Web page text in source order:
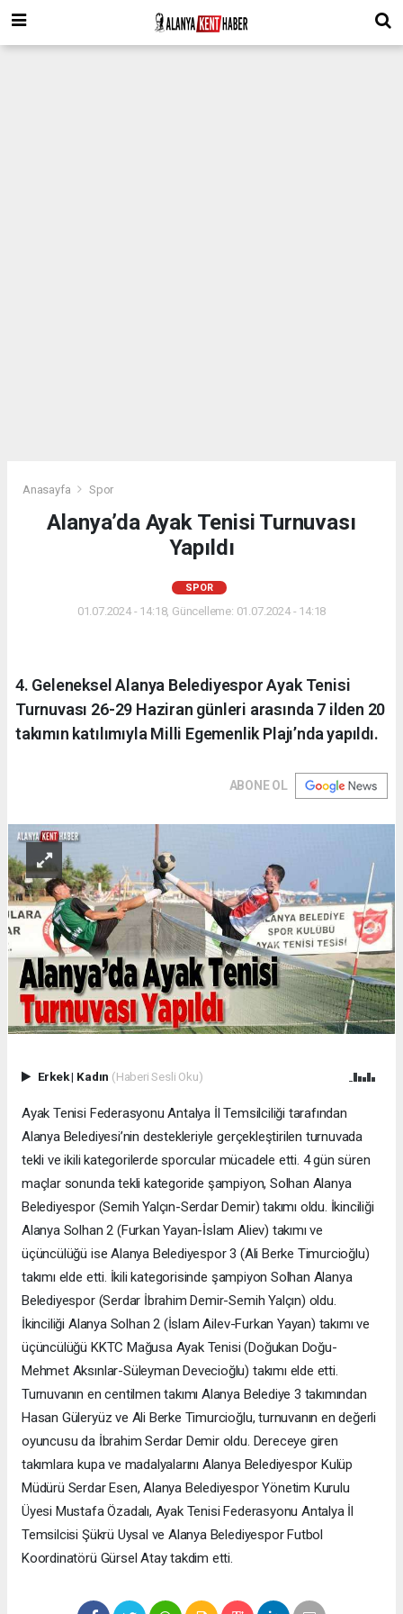
Anasayfa Spor
Alanya’da Ayak Tenisi Turnuvası
Yapıldı
SPOR
01.07.2024 - 14:18, Güncelleme: 01.07.2024 - 14:18
4. Geleneksel Alanya Belediyespor Ayak Tenisi
Turnuvası 26-29 Haziran günleri arasında 7 ilden 20
takımın katılımıyla Milli Egemenlik Plajı’nda yapıldı.
ABONE OL
Erkek| Kadın (Haberi Sesli Oku)
Ayak Tenisi Federasyonu Antalya İl Temsilciliği tarafından
Alanya Belediyesi’nin destekleriyle gerçekleştirilen turnuvada
tekli ve ikili kategorilerde sporcular mücadele etti. 4 gün süren
maçlar sonunda tekli kategoride şampiyon, Solhan Alanya
Belediyespor (Semih Yalçın-Serdar Demir) takımı oldu. İkinciliği
Alanya Solhan 2 (Furkan Yayan-İslam Aliev) takımı ve
üçüncülüğü ise Alanya Belediyespor 3 (Ali Berke Timurcioğlu)
takımı elde etti. İkili kategorisinde şampiyon Solhan Alanya
Belediyespor (Serdar İbrahim Demir-Semih Yalçın) oldu.
İkinciliği Alanya Solhan 2 (İslam Ailev-Furkan Yayan) takımı ve
üçüncülüğü KKTC Mağusa Ayak Tenisi (Doğukan Doğu-
Mehmet Aksınlar-Süleyman Devecioğlu) takımı elde etti.
Turnuvanın en centilmen takımı Alanya Belediye 3 takımından
Hasan Güleryüz ve Ali Berke Timurcioğlu, turnuvanın en değerli
oyuncusu da İbrahim Serdar Demir oldu. Dereceye giren
takımlara kupa ve madalyalarını Alanya Belediyespor Kulüp
Müdürü Serdar Esen, Alanya Belediyespor Yönetim Kurulu
Üyesi Mustafa Özadalı, Ayak Tenisi Federasyonu Antalya İl
Temsilcisi Şükrü Uysal ve Alanya Belediyespor Futbol
Koordinatörü Gürsel Atay takdim etti.